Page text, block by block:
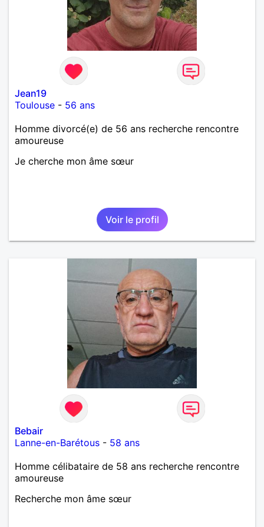
Jean19
Toulouse - 56 ans
Homme divorcé(e) de 56 ans recherche rencontre
amoureuse
Je cherche mon âme sœur
Voir le profil
Bebair
Lanne-en-Barétous - 58 ans
Homme célibataire de 58 ans recherche rencontre
amoureuse
Recherche mon âme sœur